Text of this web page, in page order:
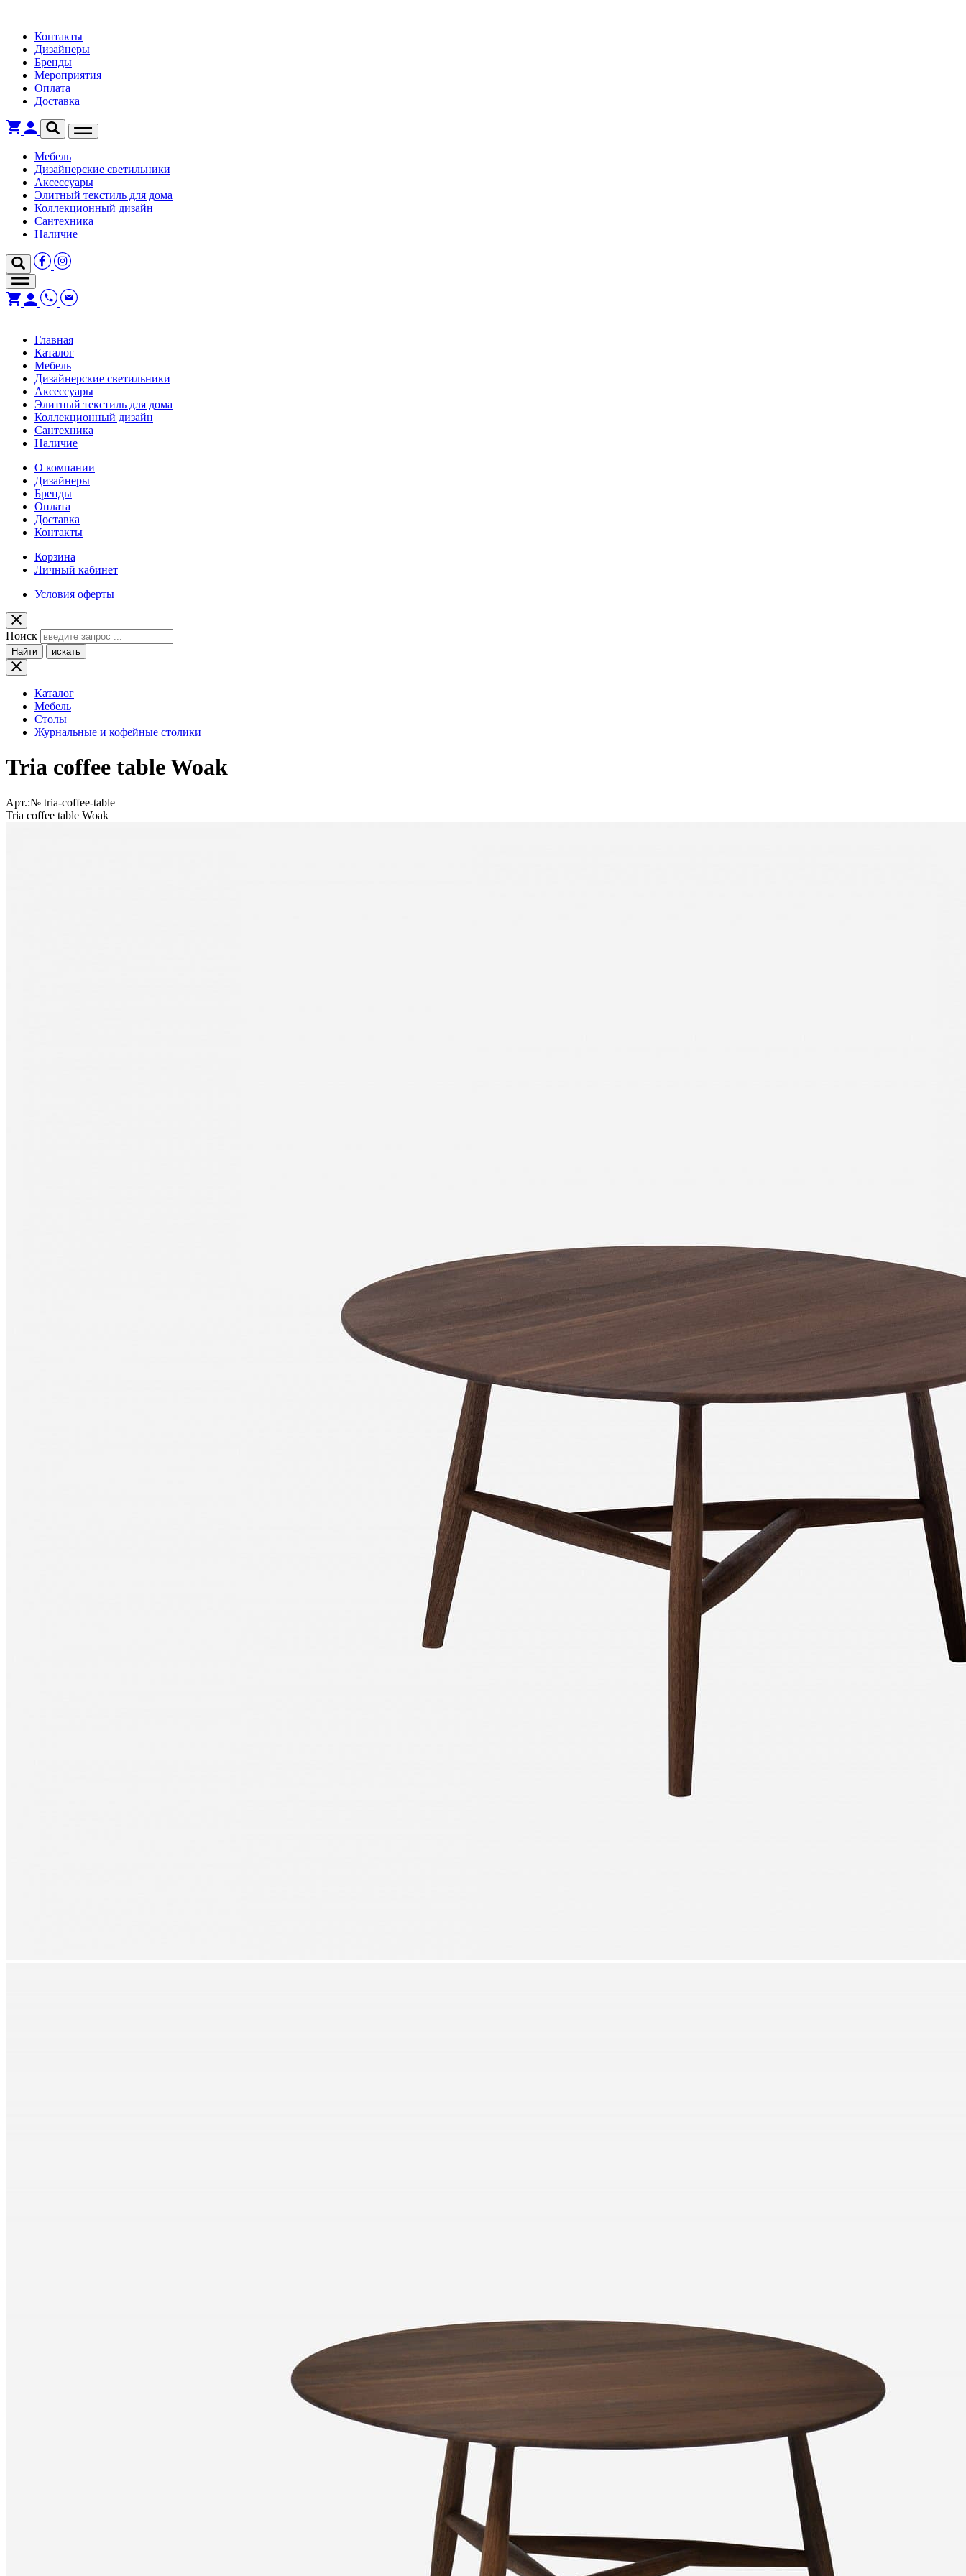
Контакты
Дизайнеры
Бренды
Мероприятия
Оплата
Доставка
Мебель
Дизайнерские светильники
Аксессуары
Элитный текстиль для дома
Коллекционный дизайн
Сантехника
Наличие
Главная
Каталог
Мебель
Дизайнерские светильники
Аксессуары
Элитный текстиль для дома
Коллекционный дизайн
Сантехника
Наличие
О компании
Дизайнеры
Бренды
Оплата
Доставка
Контакты
Корзина
Личный кабинет
Условия оферты
Поиск
Найти искать
Каталог
Мебель
Столы
Журнальные и кофейные столики
Tria coffee table Woak
Арт.:№ tria-coffee-table
Tria coffee table Woak